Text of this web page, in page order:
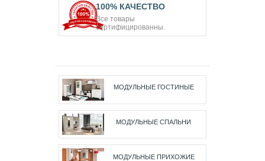
100% КАЧЕСТВО
Все товары
сертифицированны.
МОДУЛЬНЫЕ ГОСТИНЫЕ
МОДУЛЬНЫЕ СПАЛЬНИ
МОДУЛЬНЫЕ ПРИХОЖИЕ